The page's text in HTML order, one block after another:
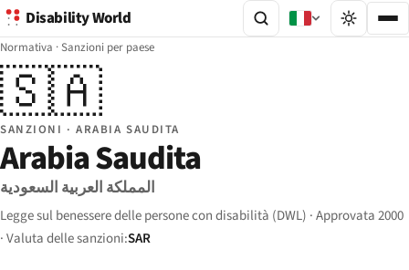
Disability World
Normativa ·Sanzioni per paese
🇸🇦
SANZIONI · ARABIA SAUDITA
Arabia Saudita
المملكة العربية السعودية
Legge sul benessere delle persone con disabilità (DWL) · Approvata 2000
· Valuta delle sanzioni:SAR